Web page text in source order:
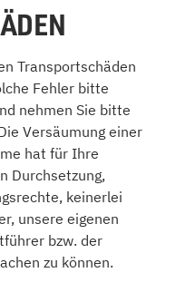
Transportschäden
Fehler bitte
nehmen Sie bitte
Versäumung einer
hat für Ihre
Durchsetzung,
keinerlei
unsere eigenen
bzw. der
zu können.